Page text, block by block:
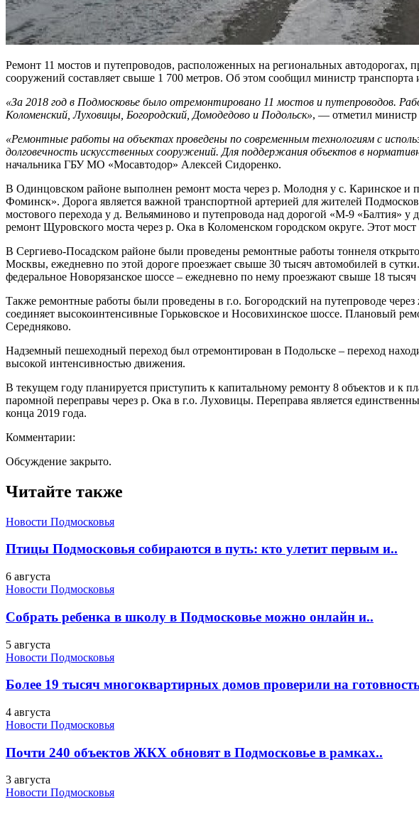
Ремонт 11 мостов и путепроводов, расположенных на региональных
сооружений составляет свыше 1 700 метров. Об этом сообщил министр
«За 2018 год в Подмосковье было отремонтировано 11 мостов и путепроводов.
Коломенский, Луховицы, Богородский, Домодедово и Подольск», — отметил
«Ремонтные работы на объектах проведены по современным технологиям с
долговечность искусственных сооружений. Для поддержания объектов в
начальника ГБУ МО «Мосавтодор» Алексей Сидоренко.
В Одинцовском районе выполнен ремонт моста через р. Молодня у с. Каринское
Фоминск». Дорога является важной транспортной артерией для жителей
мостового перехода у д. Вельяминово и путепровода над дорогой «М-9
ремонт Щуровского моста через р. Ока в Коломенском городском округе. Этот
В Сергиево-Посадском районе были проведены ремонтные работы тоннеля
Москвы, ежедневно по этой дороге проезжает свыше 30 тысяч автомобилей в
федеральное Новорязанское шоссе – ежедневно по нему проезжают свыше 18 тысяч
Также ремонтные работы были проведены в г.о. Богородский на путепроводе
соединяет высокоинтенсивные Горьковское и Носовихинское шоссе. Плановый
Середняково.
Надземный пешеходный переход был отремонтирован в Подольске – переход
высокой интенсивностью движения.
В текущем году планируется приступить к капитальному ремонту 8 объектов и
паромной переправы через р. Ока в г.о. Луховицы. Переправа является
конца 2019 года.
Комментарии:
Обсуждение закрыто.
Читайте также
Новости Подмосковья
Птицы Подмосковья собираются в путь: кто улетит первым и..
6 августа
Новости Подмосковья
Собрать ребенка в школу в Подмосковье можно онлайн и..
5 августа
Новости Подмосковья
Более 19 тысяч многоквартирных домов проверили на
4 августа
Новости Подмосковья
Почти 240 объектов ЖКХ обновят в Подмосковье в рамках..
3 августа
Новости Подмосковья